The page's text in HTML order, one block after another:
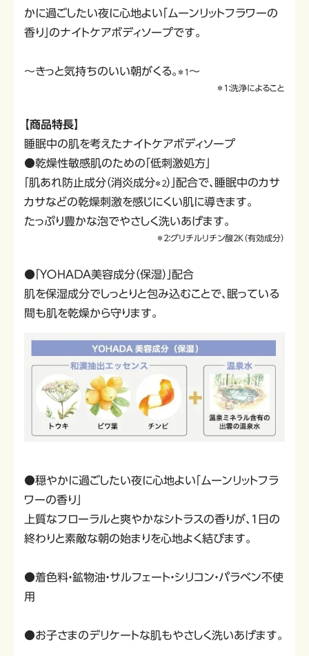
かに過ごしたい夜に心地よい「ムーンリットフラワーの
香り」のナイトケアボディソープです。
～きっと気持ちのいい朝がくる。 ＊１ ～
＊１：洗浄によること
【商品特長】
睡眠中の肌を考えたナイトケアボディソープ
●乾燥性敏感肌のための「低刺激処方」
「肌あれ防止成分（消炎成分＊２）」配合で、睡眠中のカサ
カサなどの乾燥刺激を感じにくい肌に導きます。
たっぷり豊かな泡でやさしく洗いあげます。
＊２：グリチルリチン酸２Ｋ（有効成分）
●「ＹＯＨＡＤＡ美容成分（保湿）」配合
肌を保湿成分でしっとりと包み込むことで、眠っている
間も肌を乾燥から守ります。
●穏やかに過ごしたい夜に心地よい「ムーンリットフラ
ワーの香り」
上質なフローラルと爽やかなシトラスの香りが、１日の
終わりと素敵な朝の始まりを心地よく結びます。
●着色料・鉱物油・サルフェート・シリコン・パラベン不使
用
●お子さまのデリケートな肌もやさしく洗いあげます。